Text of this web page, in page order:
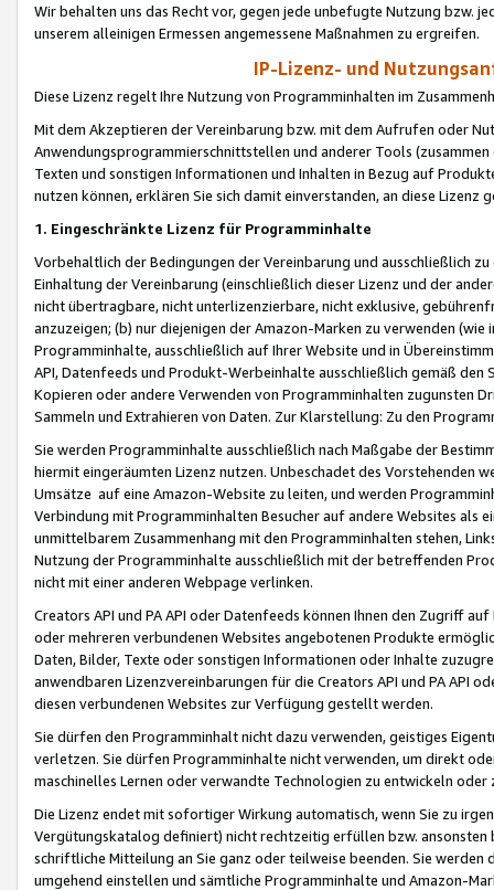
Wir behalten uns das Recht vor, gegen jede unbefugte Nutzung bzw.
unserem alleinigen Ermessen angemessene Maßnahmen zu ergreifen.
IP-Lizenz- und
Diese Lizenz regelt Ihre Nutzung von Programminhalten im
Mit dem Akzeptieren der Vereinbarung bzw. mit dem Aufrufen oder
Anwendungsprogrammierschnittstellen und anderer Tools (zusammen
Texten und sonstigen Informationen und Inhalten in Bezug auf
nutzen können, erklären Sie sich damit einverstanden, an diese Lizenz
1. Eingeschränkte Lizenz für Programminhalte
Vorbehaltlich der Bedingungen der Vereinbarung und ausschließlich
Einhaltung der Vereinbarung (einschließlich dieser Lizenz und der
nicht übertragbare, nicht unterlizenzierbare, nicht exklusive,
anzuzeigen; (b) nur diejenigen der Amazon-Marken zu verwenden
Programminhalte, ausschließlich auf Ihrer Website und in
API, Datenfeeds und Produkt-Werbeinhalte ausschließlich gemäß
Kopieren oder andere Verwenden von Programminhalten zugunsten
Sammeln und Extrahieren von Daten. Zur Klarstellung: Zu den
Sie werden Programminhalte ausschließlich nach Maßgabe der
hiermit eingeräumten Lizenz nutzen. Unbeschadet des Vorstehenden
Umsätze auf eine Amazon-Website zu leiten, und werden
Verbindung mit Programminhalten Besucher auf andere Websites als
unmittelbarem Zusammenhang mit den Programminhalten stehen,
Nutzung der Programminhalte ausschließlich mit der betreffenden
nicht mit einer anderen Webpage verlinken.
Creators API und PA API oder Datenfeeds können Ihnen den Zugriff
oder mehreren verbundenen Websites angebotenen Produkte
Daten, Bilder, Texte oder sonstigen Informationen oder Inhalte
anwendbaren Lizenzvereinbarungen für die Creators API und PA API
diesen verbundenen Websites zur Verfügung gestellt werden.
Sie dürfen den Programminhalt nicht dazu verwenden, geistiges
verletzen. Sie dürfen Programminhalte nicht verwenden, um direkt
maschinelles Lernen oder verwandte Technologien zu entwickeln
Die Lizenz endet mit sofortiger Wirkung automatisch, wenn Sie zu
Vergütungskatalog definiert) nicht rechtzeitig erfüllen bzw. ansonsten
schriftliche Mitteilung an Sie ganz oder teilweise beenden. Sie werden
umgehend einstellen und sämtliche Programminhalte und Amazon-